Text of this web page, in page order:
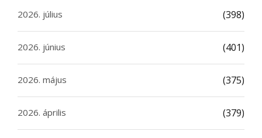
2026. július (398)
2026. június (401)
2026. május (375)
2026. április (379)